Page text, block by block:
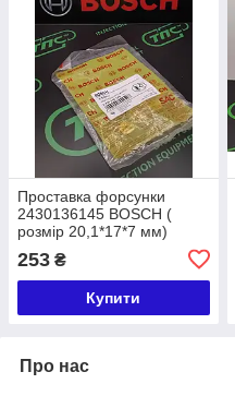
Проставка форсунки
2430136145 BOSCH (
розмір 20,1*17*7 мм)
253 ₴
Купити
Про нас